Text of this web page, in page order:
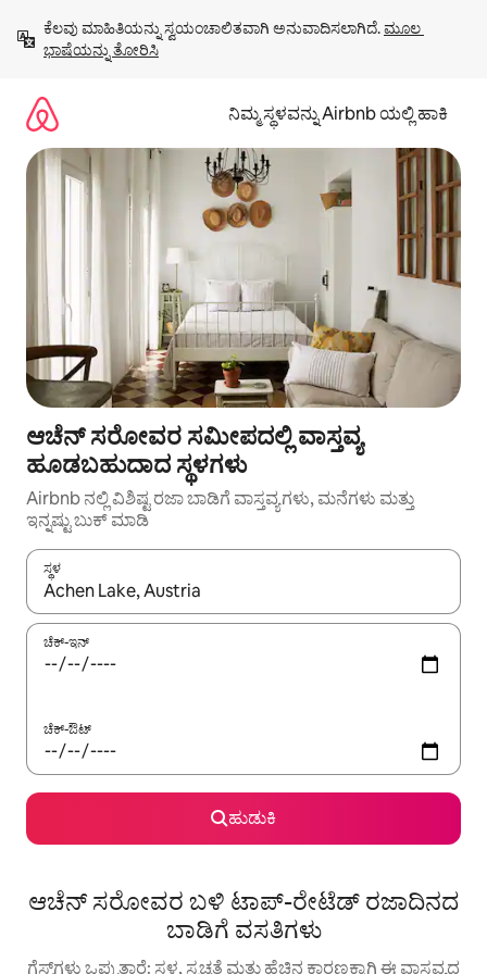
ಹೋಗಿ
ಕೆಲವು ಮಾಹಿತಿಯನ್ನು ಸ್ವಯಂಚಾಲಿತವಾಗಿ ಅನುವಾದಿಸಲಾಗಿದೆ. ಮೂಲ
ಭಾಷೆಯನ್ನು ತೋರಿಸಿ
ನಿಮ್ಮ ಸ್ಥಳವನ್ನು Airbnb ಯಲ್ಲಿ ಹಾಕಿ
ಆಚೆನ್ ಸರೋವರ ಸಮೀಪದಲ್ಲಿ ವಾಸ್ತವ್ಯ
ಹೂಡಬಹುದಾದ ಸ್ಥಳಗಳು
Airbnb ನಲ್ಲಿ ವಿಶಿಷ್ಟ ರಜಾ ಬಾಡಿಗೆ ವಾಸ್ತವ್ಯಗಳು, ಮನೆಗಳು ಮತ್ತು
ಇನ್ನಷ್ಟು ಬುಕ್ ಮಾಡಿ
ಸ್ಥಳ
ಫಲಿತಾಂಶಗಳು ಲಭ್ಯವಿರುವಾಗ, ಅಪ್ ಮತ್ತು ಡೌನ್ ಬಾಣದ ಕೀಲಿಗಳೊಂದಿಗೆ
ಚೆಕ್-ಇನ್
ಚೆಕ್-ಔಟ್
ಹುಡುಕಿ
ಆಚೆನ್ ಸರೋವರ ಬಳಿ ಟಾಪ್-ರೇಟೆಡ್ ರಜಾದಿನದ
ಬಾಡಿಗೆ ವಸತಿಗಳು
ಗೆಸ್ಟ್‌ಗಳು ಒಪ್ಪುತ್ತಾರೆ: ಸ್ಥಳ, ಸ್ವಚ್ಛತೆ ಮತ್ತು ಹೆಚ್ಚಿನ ಕಾರಣಕ್ಕಾಗಿ ಈ ವಾಸ್ತವ್ಯದ